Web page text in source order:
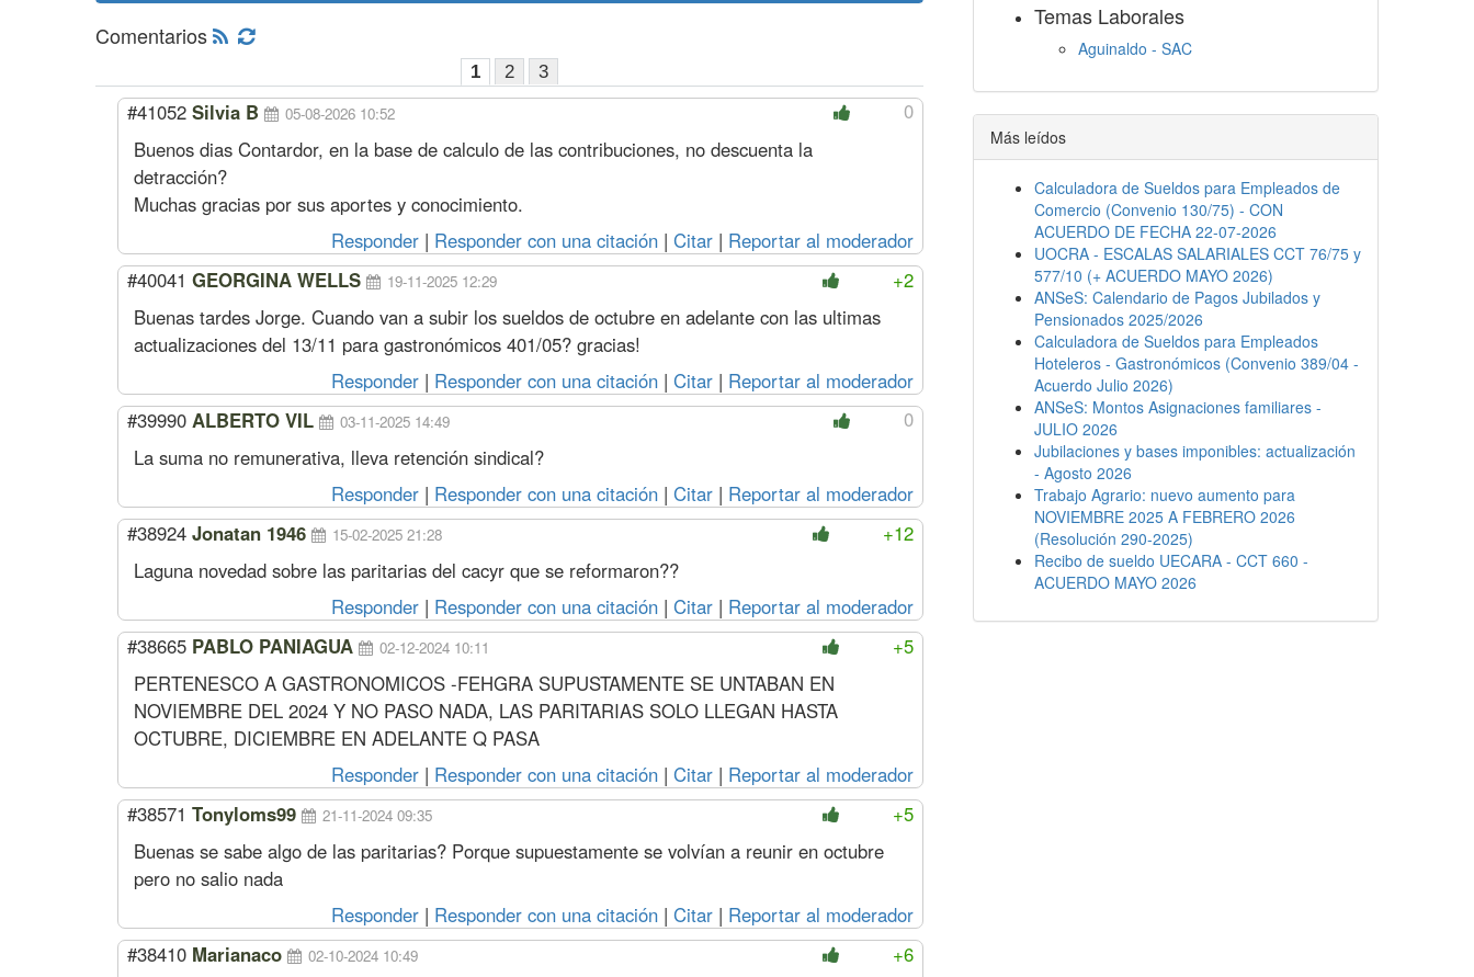
Comentarios
1 2 3
0
#41052 Silvia B 05-08-2026 10:52
Buenos dias Contardor, en la base de calculo de las contribuciones, no descuenta la
detracción?
Muchas gracias por sus aportes y conocimiento.
Responder | Responder con una citación | Citar | Reportar al moderador
+2
#40041 GEORGINA WELLS 19-11-2025 12:29
Buenas tardes Jorge. Cuando van a subir los sueldos de octubre en adelante con las ultimas
actualizaciones del 13/11 para gastronómicos 401/05? gracias!
Responder | Responder con una citación | Citar | Reportar al moderador
0
#39990 ALBERTO VIL 03-11-2025 14:49
La suma no remunerativa, lleva retención sindical?
Responder | Responder con una citación | Citar | Reportar al moderador
+12
#38924 Jonatan 1946 15-02-2025 21:28
Laguna novedad sobre las paritarias del cacyr que se reformaron??
Responder | Responder con una citación | Citar | Reportar al moderador
+5
#38665 PABLO PANIAGUA 02-12-2024 10:11
PERTENESCO A GASTRONOMICOS -FEHGRA SUPUSTAMENTE SE UNTABAN EN
NOVIEMBRE DEL 2024 Y NO PASO NADA, LAS PARITARIAS SOLO LLEGAN HASTA
OCTUBRE, DICIEMBRE EN ADELANTE Q PASA
Responder | Responder con una citación | Citar | Reportar al moderador
+5
#38571 Tonyloms99 21-11-2024 09:35
Buenas se sabe algo de las paritarias? Porque supuestamente se volvían a reunir en octubre
pero no salio nada
Responder | Responder con una citación | Citar | Reportar al moderador
+6
#38410 Marianaco 02-10-2024 10:49
Temas Laborales
Aguinaldo - SAC
Descanso semanal
Embargos
Más leídos
Calculadora de Sueldos para Empleados de
Comercio (Convenio 130/75) - CON
ACUERDO DE FECHA 22-07-2026
UOCRA - ESCALAS SALARIALES CCT 76/75 y
577/10 (+ ACUERDO MAYO 2026)
ANSeS: Calendario de Pagos Jubilados y
Pensionados 2025/2026
Calculadora de Sueldos para Empleados
Hoteleros - Gastronómicos (Convenio 389/04 -
Acuerdo Julio 2026)
ANSeS: Montos Asignaciones familiares -
JULIO 2026
Jubilaciones y bases imponibles: actualización
- Agosto 2026
Trabajo Agrario: nuevo aumento para
NOVIEMBRE 2025 A FEBRERO 2026
(Resolución 290-2025)
Recibo de sueldo UECARA - CCT 660 -
ACUERDO MAYO 2026